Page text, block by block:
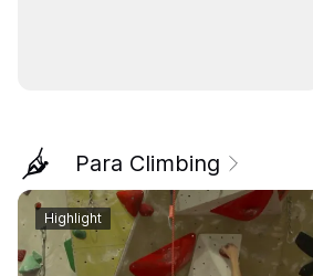
Para Climbing
Highlight